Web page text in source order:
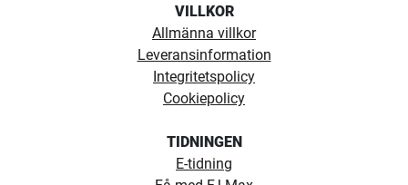
VILLKOR
Allmänna villkor
Leveransinformation
Integritetspolicy
Cookiepolicy
TIDNINGEN
E-tidning